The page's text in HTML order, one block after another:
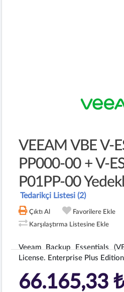
VEEAM VBE V-
PP000-00 + V-
P01PP-00
Tedarikçi Listesi (2)
Çıktı Al
Favorilere Ekle
Karşılaştırma Listesine Ekle
Veeam Backup Essentials
License. Enterprise Plus
66.165,33